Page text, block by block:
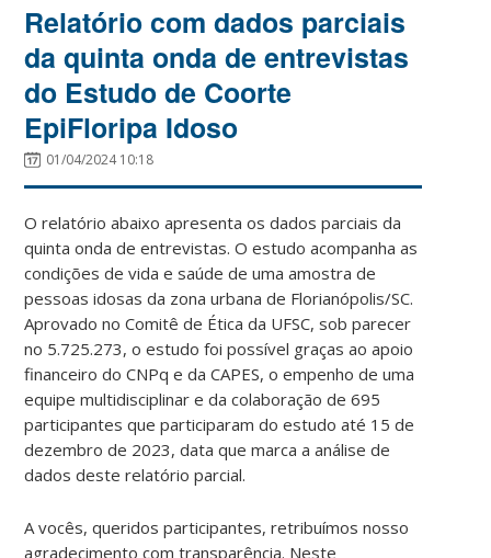
Relatório com dados parciais
da quinta onda de entrevistas
do Estudo de Coorte
EpiFloripa Idoso
01/04/2024 10:18
O relatório abaixo apresenta os dados parciais da
quinta onda de entrevistas. O estudo acompanha as
condições de vida e saúde de uma amostra de
pessoas idosas da zona urbana de Florianópolis/SC.
Aprovado no Comitê de Ética da UFSC, sob parecer
no 5.725.273, o estudo foi possível graças ao apoio
financeiro do CNPq e da CAPES, o empenho de uma
equipe multidisciplinar e da colaboração de 695
participantes que participaram do estudo até 15 de
dezembro de 2023, data que marca a análise de
dados deste relatório parcial.
A vocês, queridos participantes, retribuímos nosso
agradecimento com transparência. Neste